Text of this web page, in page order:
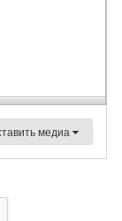
медиа